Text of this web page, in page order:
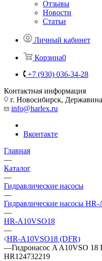
Отзывы
Новости
Статьи
Личный кабинет
Корзина0
+7 (930) 036-34-28
Контактная информация
г. Новосибирск,
info@harlex.ru
Вконтакте
Главная
—
Каталог
—
Гидравлические насосы
—
Гидравлические насосы
—
HR-A10VSO18
—
HR-A10VSO18 (DFR)
—Гидронасос A A10VSO 18
HR124732219